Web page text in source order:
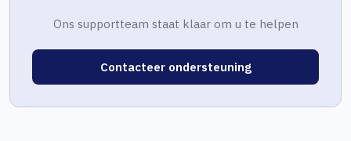
Ons supportteam staat klaar om u te helpen
Contacteer ondersteuning